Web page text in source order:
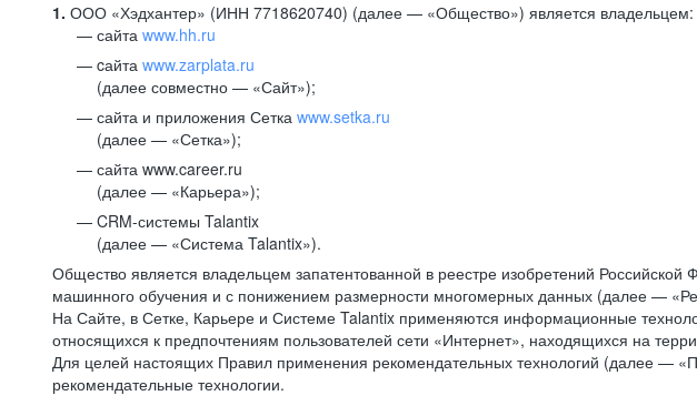
1. ООО «Хэдхантер» (ИНН 7718620740) (далее — «Общество») является владельцем:
сайта www.hh.ru
cайта www.zarplata.ru
(далее совместно — «Сайт»);
сайта и приложения Сетка www.setka.ru
(далее — «Сетка»);
сайта www.career.ru
(далее — «Карьера»);
CRM-системы Talantix
(далее — «Система Talantix»).
Общество является владельцем запатентованной в реестре изобретений
машинного обучения и с понижением размерности многомерных данных (далее —
На Сайте, в Сетке, Карьере и Системе Talantix применяются информационные
относящихся к предпочтениям пользователей сети «Интернет», находящихся на
Для целей настоящих Правил применения рекомендательных технологий (далее —
рекомендательные технологии.